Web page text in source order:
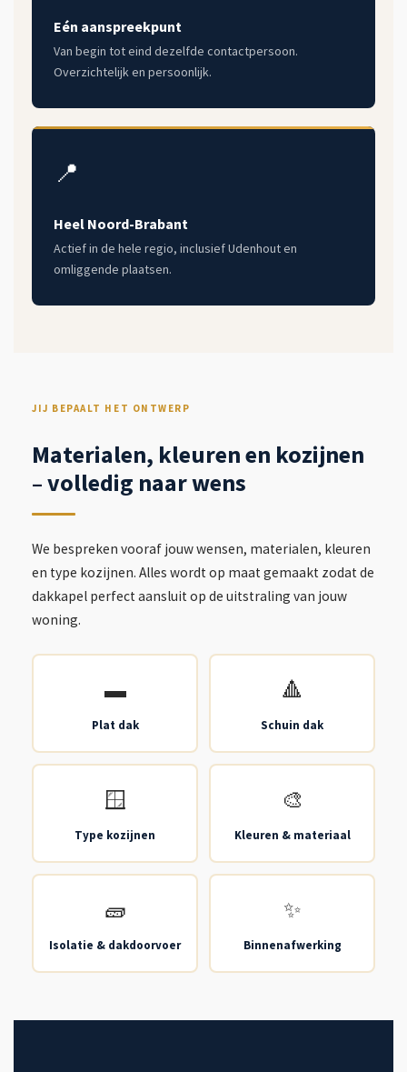
Eén aanspreekpunt
Van begin tot eind dezelfde contactpersoon.
Overzichtelijk en persoonlijk.
📍
Heel Noord-Brabant
Actief in de hele regio, inclusief Udenhout en
omliggende plaatsen.
JIJ BEPAALT HET ONTWERP
Materialen, kleuren en kozijnen
– volledig naar wens
We bespreken vooraf jouw wensen, materialen, kleuren
en type kozijnen. Alles wordt op maat gemaakt zodat de
dakkapel perfect aansluit op de uitstraling van jouw
woning.
▬
Plat dak
🔺
Schuin dak
🪟
Type kozijnen
🎨
Kleuren & materiaal
🧱
Isolatie & dakdoorvoer
✨
Binnenafwerking